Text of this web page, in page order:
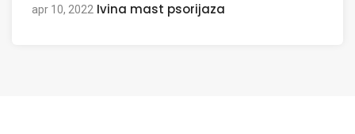
apr 10, 2022 Ivina mast psorijaza